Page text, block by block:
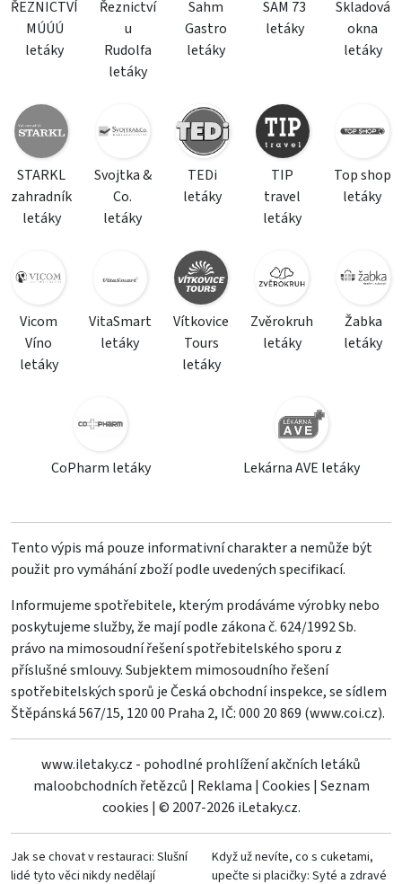
ŘEZNICTVÍ
MÚÚÚ
letáky
Řeznictví
u
Rudolfa
letáky
Sahm
Gastro
letáky
SAM 73
letáky
Skladová
okna
letáky
STARKL
zahradník
letáky
Svojtka &
Co.
letáky
TEDi
letáky
TIP
travel
letáky
Top shop
letáky
Vicom
Víno
letáky
VitaSmart
letáky
Vítkovice
Tours
letáky
Zvěrokruh
letáky
Žabka
letáky
CoPharm letáky Lekárna AVE letáky
Tento výpis má pouze informativní charakter a nemůže být
použit pro vymáhání zboží podle uvedených specifikací.
Informujeme spotřebitele, kterým prodáváme výrobky nebo
poskytujeme služby, že mají podle zákona č. 624/1992 Sb.
právo na mimosoudní řešení spotřebitelského sporu z
příslušné smlouvy. Subjektem mimosoudního řešení
spotřebitelských sporů je Česká obchodní inspekce, se sídlem
Štěpánská 567/15, 120 00 Praha 2, IČ: 000 20 869 (www.coi.cz).
www.iletaky.cz - pohodlné prohlížení akčních letáků
maloobchodních řetězců | Reklama | Cookies | Seznam
cookies | © 2007-2026 iLetaky.cz.
Jak se chovat v restauraci: Slušní
lidé tyto věci nikdy nedělají
Když už nevíte, co s cuketami,
upečte si placičky: Syté a zdravé